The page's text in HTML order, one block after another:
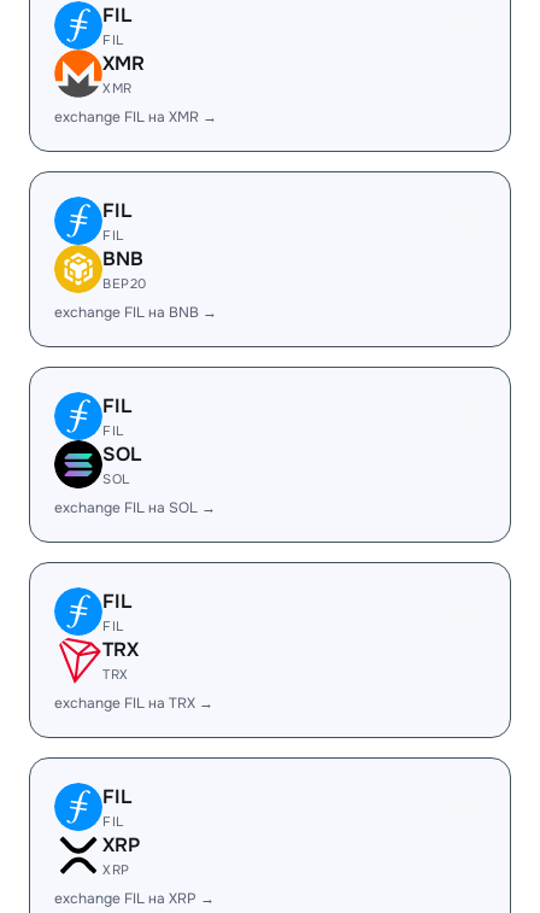
FIL
FIL
XMR
XMR
exchange FIL на XMR →
FIL
FIL
BNB
BEP20
exchange FIL на BNB →
FIL
FIL
SOL
SOL
exchange FIL на SOL →
FIL
FIL
TRX
TRX
exchange FIL на TRX →
FIL
FIL
XRP
XRP
exchange FIL на XRP →